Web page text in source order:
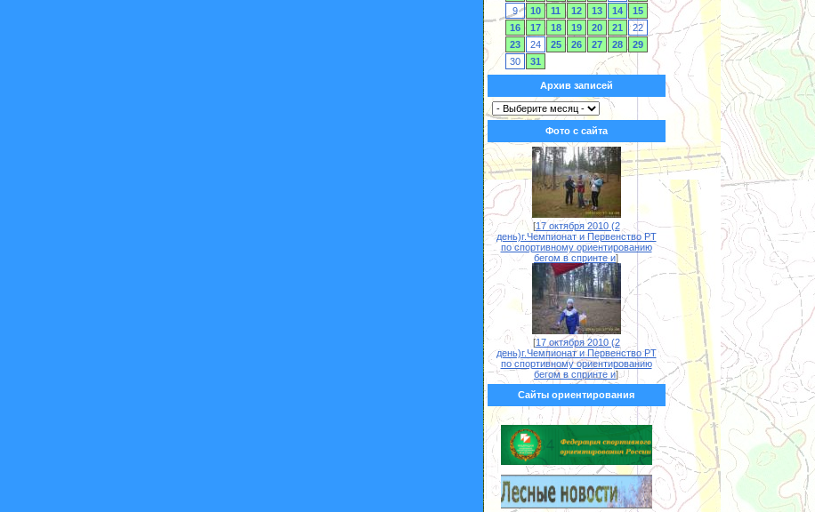
9
10 11 12 13 14
15
16
17 18 19 20 21
22
23
24 25 26 27 28
29
30
31
Архив записей
Фото с сайта
[17 октября 2010 (2
день)г.Чемпионат и Первенство РТ
по спортивному ориентированию
бегом в спринте и]
[17 октября 2010 (2
день)г.Чемпионат и Первенство РТ
по спортивному ориентированию
бегом в спринте и]
Сайты ориентирования